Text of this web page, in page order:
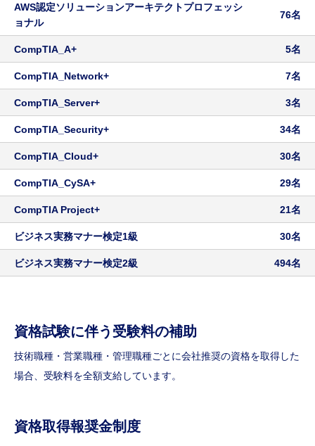
AWS認定ソリューションアーキテクトプロフェッシ
ョナル
76名
CompTIA_A+ 5名
CompTIA_Network+ 7名
CompTIA_Server+ 3名
CompTIA_Security+ 34名
CompTIA_Cloud+ 30名
CompTIA_CySA+ 29名
CompTIA Project+ 21名
ビジネス実務マナー検定1級 30名
ビジネス実務マナー検定2級 494名
資格試験に伴う受験料の補助
技術職種・営業職種・管理職種ごとに会社推奨の資格を取得した
場合、受験料を全額支給しています。
資格取得報奨金制度